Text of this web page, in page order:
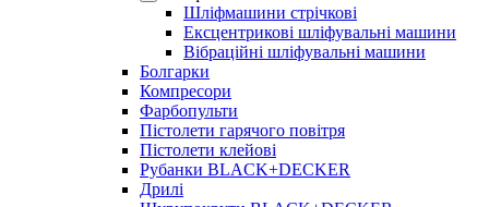
Шліфмашини стрічкові
Ексцентрикові шліфувальні машини
Вібраційні шліфувальні машини
Болгарки
Компресори
Фарбопульти
Пістолети гарячого повітря
Пістолети клейові
Рубанки BLACK+DECKER
Дрилі